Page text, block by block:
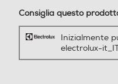
USER
Consiglia questo
Inizialmente
electrolux-